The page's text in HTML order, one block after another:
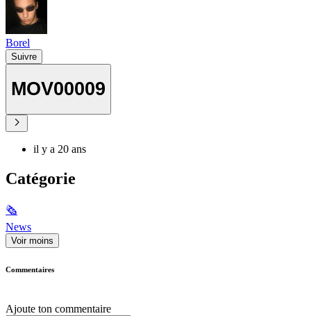
Borel
Suivre
MOV00009
il y a 20 ans
Catégorie
🗞
News
Voir moins
Commentaires
Ajoute ton commentaire